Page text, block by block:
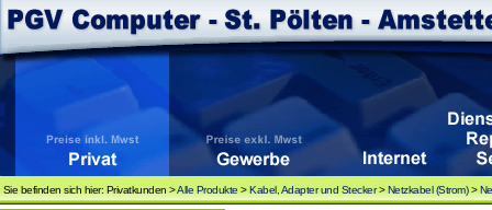
Sie befinden sich hier: Privatkunden >Alle Produkte >Kabel, Adapter und Stecker>Netzkabel (Strom)>